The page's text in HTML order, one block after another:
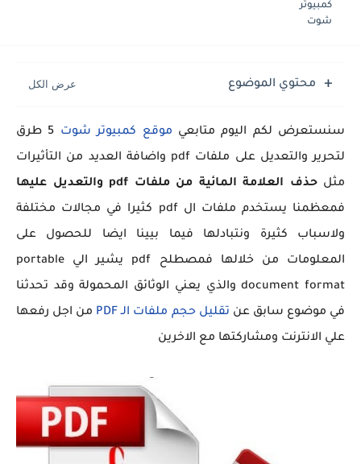
كمبيوتر
شوت
محتوي الموضوع
سنستعرض لكم اليوم متابعي موقع كمبيوتر شوت
5 طرق
لتحرير والتعديل على ملفات pdf واضافة العديد من التأثيرات
مثلحذف العلامة المائية من ملفات pdf والتعديل عليها
فمعظمنا يستخدم ملفات ال pdf كثيرا في مجالات مختلفة
ولاسباب كثيرة ونتبادلها فيما بيينا ايضا للحصول على
المعلومات من خلالها فمصطلح pdf يشير الي portable
document format والذي يعني الوثائق المحمولة وقد تحدثنا
في موضوع سابق عن تقليل حجم ملفات الـ PDF
من اجل رفعها
علي الانترنت ومشاركتها مع الاخرين